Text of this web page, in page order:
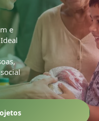
e